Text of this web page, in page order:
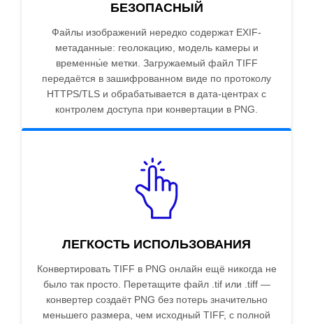
БЕЗОПАСНЫЙ
Файлы изображений нередко содержат EXIF-
метаданные: геолокацию, модель камеры и
временны́е метки. Загружаемый файл TIFF
передаётся в зашифрованном виде по протоколу
HTTPS/TLS и обрабатывается в дата-центрах с
контролем доступа при конвертации в PNG.
ЛЕГКОСТЬ ИСПОЛЬЗОВАНИЯ
Конвертировать TIFF в PNG онлайн ещё никогда не
было так просто. Перетащите файл .tif или .tiff —
конвертер создаёт PNG без потерь значительно
меньшего размера, чем исходный TIFF, с полной